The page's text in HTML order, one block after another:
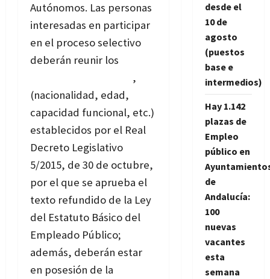
Autónomos. Las personas
interesadas en participar
en el proceso selectivo
deberán reunir los
,
(nacionalidad, edad,
capacidad funcional, etc.)
establecidos por el Real
Decreto Legislativo
5/2015, de 30 de octubre,
por el que se aprueba el
texto refundido de la Ley
del Estatuto Básico del
Empleado Público;
además, deberán estar
en posesión de la
desde el
10 de
agosto
(puestos
base e
intermedios)
Hay 1.142
plazas de
Empleo
público en
de
Andalucía:
100
nuevas
vacantes
esta
semana